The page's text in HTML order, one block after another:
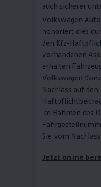
auch sicherer
Volkswagen
honoriert dies
den Kfz-
vorhandenen
erhalten
Volkswagen
Nachlass auf den
im Rahmen des
Sie vom Nachlass.
Jetzt online